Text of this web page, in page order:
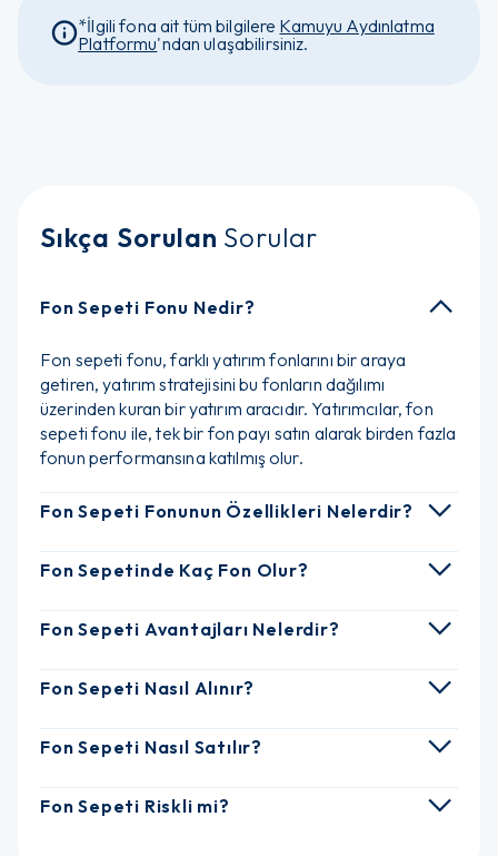
*İlgili fona ait tüm bilgilere Kamuyu Aydınlatma
Platformu'ndan ulaşabilirsiniz.
Sıkça Sorulan Sorular
Fon Sepeti Fonu Nedir?
Fon sepeti fonu, farklı yatırım fonlarını bir araya
getiren, yatırım stratejisini bu fonların dağılımı
üzerinden kuran bir yatırım aracıdır. Yatırımcılar, fon
sepeti fonu ile, tek bir fon payı satın alarak birden fazla
fonun performansına katılmış olur.
Fon Sepeti Fonunun Özellikleri Nelerdir?
Fon Sepetinde Kaç Fon Olur?
Fon Sepeti Avantajları Nelerdir?
Fon Sepeti Nasıl Alınır?
Fon Sepeti Nasıl Satılır?
Fon Sepeti Riskli mi?